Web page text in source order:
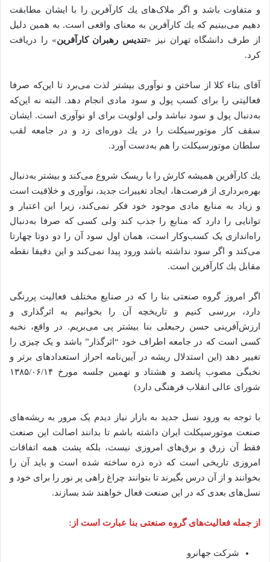
و متفاوت باشد و اگر ملاک‌هاى يك كارآفرين را با ايشان مطابقت
دهيم مى‌بينيم كه يك كارآفرين به معناى واقعى است. به همين دليل
از طرف دانشگاه تهران نيز «تنديس رهبران كارآفرين» را دريافت
كرد.
آقای بناء كلا از ساختن و نوآورى بيشتر لذت مى‌برد تا این‌که صرفا
فعالیتی را برای کسب پول و سود مادی انجام دهد. البته نه این‌که
به‌دنبال پول و سود نباشد ولى اولويت برای او نوآورى است. ايشان
سقف كار موتورسيكلت را در يك دوره‌اى زد و در جامعه لقب
سلطان موتورسيكلت را هم به‌دست آورد.
يك كارآفرين هميشه كارش را با ريسک شروع مى‌كند و بيشتر به‌دنبال
بهره‌برداری از فرصت‌ها، ايجاد تغييرات جدید، نوآورى و خلاقيت است
و زیاد به منابع مادی موجود خود فکر نمی‌کند، زیرا این اعتبار و
توانایی را دارد که منابع را جذب کند ولى كسى كه صرفا به‌دنبال
راه‌اندازى یک كسب‌و‌كار است، همان اول سود آن را دو دوتا چهارتا
مى‌كند و اگر سود نداشته باشد ورود پيدا نمى‌كند و اين دقيقا نقطه
مقابل يك كارآفرين است.
اگر امروز گروه صنعتی بنا را که در صنایع مختلف فعالیت پررنگی
دارد، بررسی ‌کنیم و تاریخچه آن را بخوانیم به اثرگذاری و
ارزش‌آفرینی حسن رجبعلی بنا بیشتر پی می‌بریم. در واقع، نخبه
کسی است که در جامعه اطراف خود “اثرگذار” باشد و یک چیزی را
تغییر دهد (این استدلال ریشه در آیین‌نامه احراز استعدادهای برتر و
نخبگی مصوب پانصد و هشتاد و نهمین جلسه مورخ ۱۳۸۵/۰۶/۱۴
شورای عالی انقلاب فرهنگی دارد)
با توجه به ورود نسل جدید به بازار نیاز دیدم یک مرور به ریشه‌های
صنعت موتورسیکلت ایران داشته باشم تا بدانند اصالت این صنعت
فقط آن زرق و برق‌های امروزی نیست، بلکه پشت همه اتفاقات
امروزی تاریخی است که ذره ذره ساخته شده است و باید آن را
بخوانند و از آن درس بگیرند تا بتوانند چراغ راهی پر نور را برای خود و
نسل‌های بعدی که در این صنعت فعال خواهند شد بسازند.
از جمله فعالیت‌های گروه صنعتی بنا عبارت است از:
شرکت جهانرو